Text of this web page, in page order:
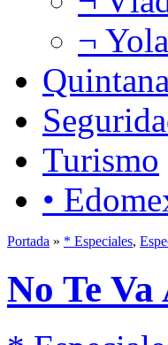
¬
Turismo
•
Portada » * Especiales,
No Te